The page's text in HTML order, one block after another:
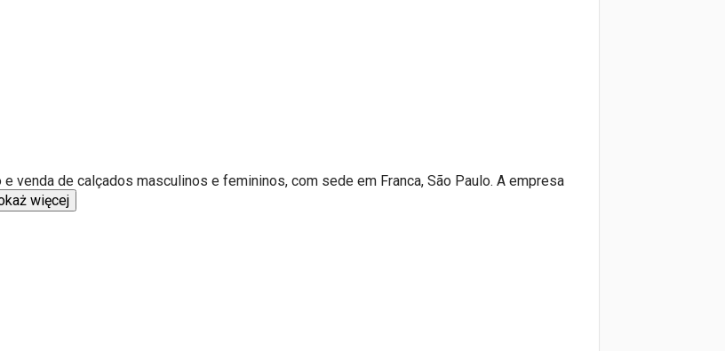
venda de calçados masculinos e femininos, com sede em Franca, São Paulo. A empresa
więcej